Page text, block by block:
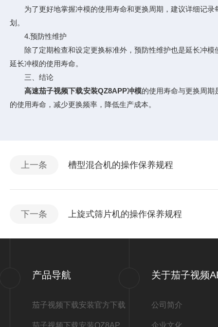
为了更好地掌握冲模的使用寿命和更换周期，建议详细记录每
划。
4.预防性维护
除了定期检查和设定更换标准外，预防性维护也是延长冲模使用
延长冲模的使用寿命。
三、结论
高速茄子视频下载安装QZ8APP冲模的使用寿命与更换周期
的使用寿命，减少更换频率，降低生产成本。
上一条 槽型混合机的操作保养规程
下一条 上旋式筛片机的操作保养规程
产品导航
茄子视频下载安装官方下载
关于茄子视频
公司简介
企业文化